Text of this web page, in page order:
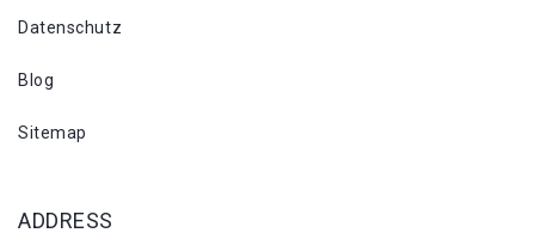
Datenschutz
Blog
Sitemap
ADDRESS